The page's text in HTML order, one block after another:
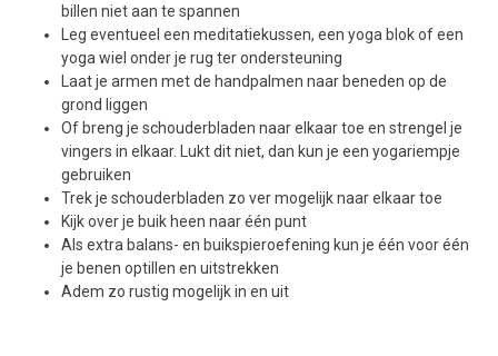
billen niet aan te spannen
Leg eventueel een meditatiekussen, een yoga blok of een
yoga wiel onder je rug ter ondersteuning
Laat je armen met de handpalmen naar beneden op de
grond liggen
Of breng je schouderbladen naar elkaar toe en strengel je
vingers in elkaar. Lukt dit niet, dan kun je een yogariempje
gebruiken
Trek je schouderbladen zo ver mogelijk naar elkaar toe
Kijk over je buik heen naar één punt
Als extra balans- en buikspieroefening kun je één voor één
je benen optillen en uitstrekken
Adem zo rustig mogelijk in en uit